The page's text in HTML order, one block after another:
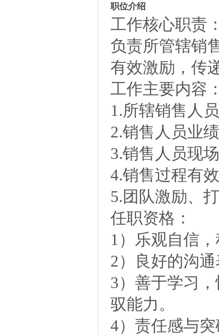
职位介绍
工作核心职责
负责所管辖销
有效激励，传
工作主要内容
1.所辖销售人
2.销售人员业
3.销售人员现
4.销售过程有
5.团队激励、
任职资格：
1）乐观自信
2）良好的沟
3）善于学习
驭能力。
4）责任感与